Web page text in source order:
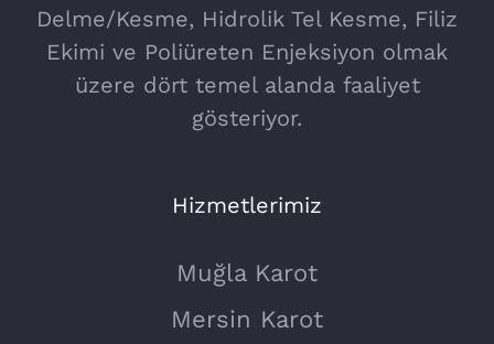
Delme/Kesme, Hidrolik Tel Kesme, Filiz
Ekimi ve Poliüreten Enjeksiyon olmak
üzere dört temel alanda faaliyet
gösteriyor.
Hizmetlerimiz
Muğla Karot
Mersin Karot